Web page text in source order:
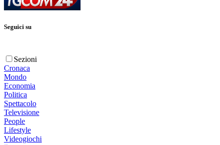
Seguici su
Sezioni
Cronaca
Mondo
Economia
Politica
Spettacolo
Televisione
People
Lifestyle
Videogiochi